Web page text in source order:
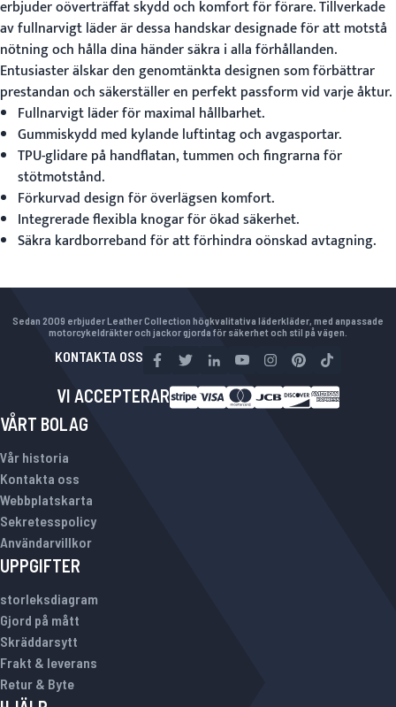
erbjuder oöverträffat skydd och komfort för förare. Tillverkade
av fullnarvigt läder är dessa handskar designade för att motstå
nötning och hålla dina händer säkra i alla förhållanden.
Entusiaster älskar den genomtänkta designen som förbättrar
prestandan och säkerställer en perfekt passform vid varje åktur.
Fullnarvigt läder för maximal hållbarhet.
Gummiskydd med kylande luftintag och avgasportar.
TPU-glidare på handflatan, tummen och fingrarna för
stötmotstånd.
Förkurvad design för överlägsen komfort.
Integrerade flexibla knogar för ökad säkerhet.
Säkra kardborreband för att förhindra oönskad avtagning.
Sedan 2009 erbjuder Leather Collection högkvalitativa läderkläder, med anpassade
motorcykeldräkter och jackor gjorda för säkerhet och stil på vägen.
KONTAKTA OSS
VI ACCEPTERAR
VÅRT BOLAG
Vår historia
Kontakta oss
Webbplatskarta
Sekretesspolicy
Användarvillkor
UPPGIFTER
storleksdiagram
Gjord på mått
Skräddarsytt
Frakt & leverans
Retur & Byte